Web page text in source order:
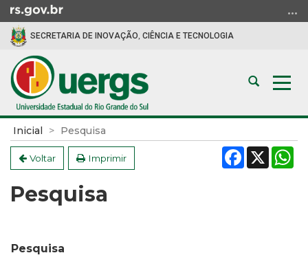
para
conteúdo
para
menu
para
busca
SECRETARIA DE INOVAÇÃO, CIÊNCIA E TECNOLOGIA
Abrir
busca
Início
do
conteúdo
Inicial Pesquisa
Voltar Imprimir Facebook
X
Pesquisa
Pesquisa